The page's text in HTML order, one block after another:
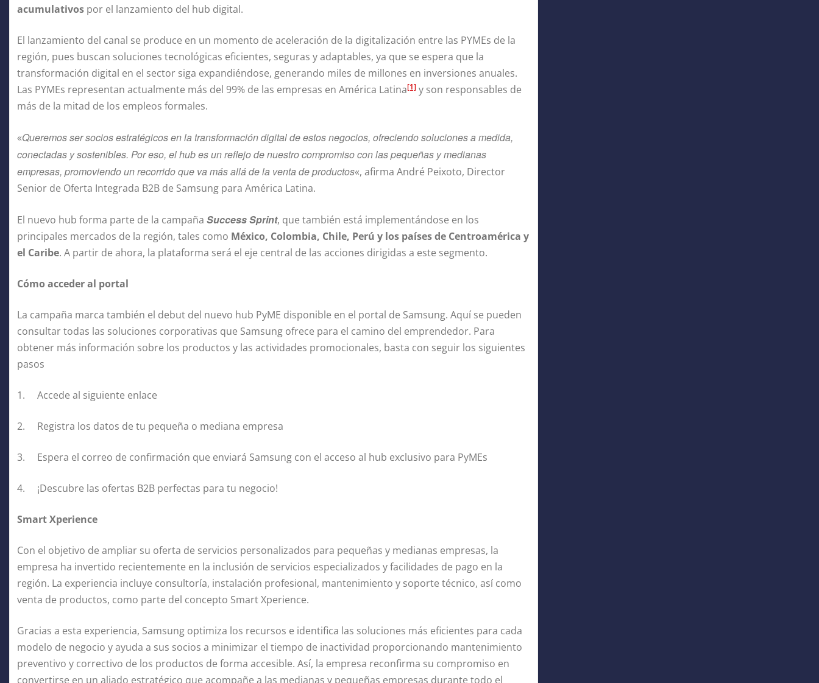
acumulativos por el lanzamiento del hub digital.
El lanzamiento del canal se produce en un momento de aceleración de la digitalización entre las PYMEs de la
región, pues buscan soluciones tecnológicas eficientes, seguras y adaptables, ya que se espera que la
transformación digital en el sector siga expandiéndose, generando miles de millones en inversiones anuales.
Las PYMEs representan actualmente más del 99% de las empresas en América Latina[1] y son responsables de
más de la mitad de los empleos formales.
«Queremos ser socios estratégicos en la transformación digital de estos negocios, ofreciendo soluciones a medida,
conectadas y sostenibles. Por eso, el hub es un reflejo de nuestro compromiso con las pequeñas y medianas
empresas, promoviendo un recorrido que va más allá de la venta de productos«, afirma André Peixoto, Director
Senior de Oferta Integrada B2B de Samsung para América Latina.
El nuevo hub forma parte de la campaña Success Sprint, que también está implementándose en los
principales mercados de la región, tales como México, Colombia, Chile, Perú y los países de Centroamérica y
el Caribe. A partir de ahora, la plataforma será el eje central de las acciones dirigidas a este segmento.
Cómo acceder al portal
La campaña marca también el debut del nuevo hub PyME disponible en el portal de Samsung. Aquí se pueden
consultar todas las soluciones corporativas que Samsung ofrece para el camino del emprendedor. Para
obtener más información sobre los productos y las actividades promocionales, basta con seguir los siguientes
pasos
1. Accede al siguiente enlace
2. Registra los datos de tu pequeña o mediana empresa
3. Espera el correo de confirmación que enviará Samsung con el acceso al hub exclusivo para PyMEs
4. ¡Descubre las ofertas B2B perfectas para tu negocio!
Smart Xperience
Con el objetivo de ampliar su oferta de servicios personalizados para pequeñas y medianas empresas, la
empresa ha invertido recientemente en la inclusión de servicios especializados y facilidades de pago en la
región. La experiencia incluye consultoría, instalación profesional, mantenimiento y soporte técnico, así como
venta de productos, como parte del concepto Smart Xperience.
Gracias a esta experiencia, Samsung optimiza los recursos e identifica las soluciones más eficientes para cada
modelo de negocio y ayuda a sus socios a minimizar el tiempo de inactividad proporcionando mantenimiento
preventivo y correctivo de los productos de forma accesible. Así, la empresa reconfirma su compromiso en
convertirse en un aliado estratégico que acompañe a las medianas y pequeñas empresas durante todo el